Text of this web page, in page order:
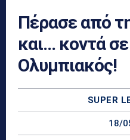
Πέρασε από
και… κοντά
Ολυμπιακός!
SUPER
18/